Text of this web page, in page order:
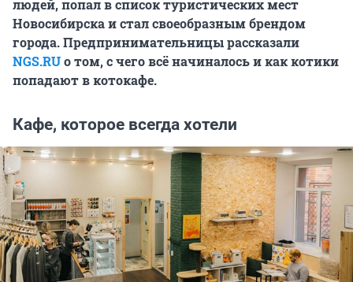
людей, попал в список туристических мест
Новосибирска и стал своеобразным брендом
города. Предпринимательницы рассказали
NGS.RUо том, с чего всё начиналось и как котики
попадают в котокафе.
Кафе, которое всегда хотели